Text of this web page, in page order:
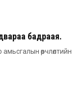
бадраая.
өөрчлөлтийн